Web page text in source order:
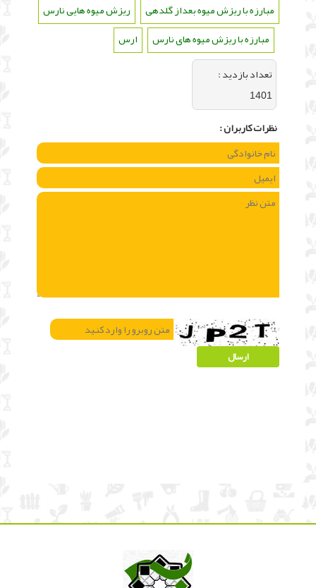
مبارزه با ریزش میوه بعداز گلدهی
ریزش میوه هایی نارس
مبارزه با ریزش میوه های نارس
ارس
تعداد بازديد :
1401
نظرات كاربران :